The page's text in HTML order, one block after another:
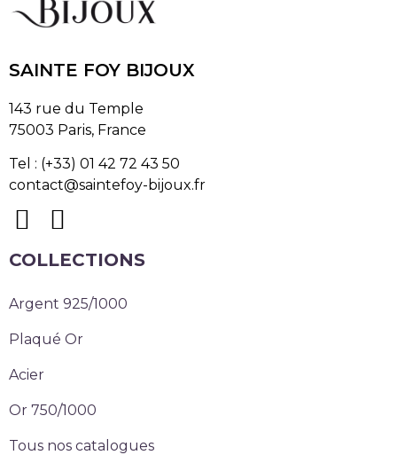
SAINTE FOY BIJOUX
143 rue du Temple
75003 Paris, France
Tel : (+33) 01 42 72 43 50
contact@saintefoy-bijoux.fr
COLLECTIONS
Argent 925/1000
Plaqué Or
Acier
Or 750/1000
Tous nos catalogues